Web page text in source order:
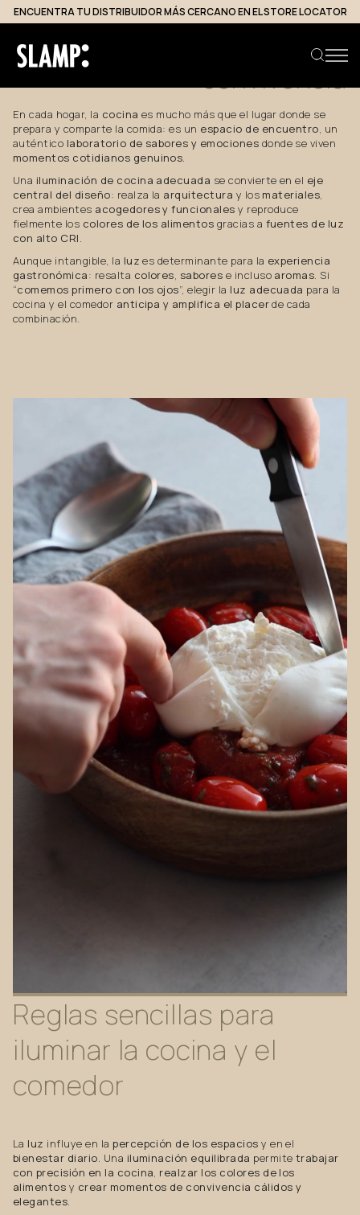
ENCUENTRA TU DISTRIBUIDOR MÁS CERCANO EN EL STORE LOCATOR
Buscar producto
realzala
convivencia
En cada hogar, la cocina es mucho más que el lugar donde se
prepara y comparte la comida: es un espacio de encuentro, un
auténtico laboratorio de sabores y emociones donde se viven
momentos cotidianos genuinos.
Una iluminación de cocina adecuada se convierte en el eje
central del diseño: realza la arquitectura y los materiales,
crea ambientes acogedores y funcionales y reproduce
fielmente los colores de los alimentos gracias a fuentes de luz
con alto CRI.
Aunque intangible, la luz es determinante para la experiencia
gastronómica: resalta colores, sabores e incluso aromas. Si
“comemos primero con los ojos”, elegir la luz adecuada para la
cocina y el comedor anticipa y amplifica el placerde cada
combinación.
Reglas sencillas para
iluminar la cocina y el
comedor
La luz influye en lapercepción de los espacios y en el
bienestar diario . Una iluminación equilibrada permite trabajar
con precisión en la cocina realzar los colores de los
alimentos y crear momentos de convivencia cálidos y
elegantes